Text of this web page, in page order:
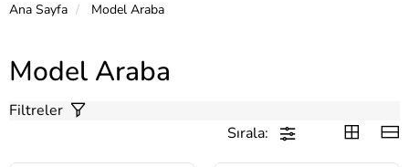
Ana Sayfa Model Araba
Model Araba
Filtreler
Sırala: